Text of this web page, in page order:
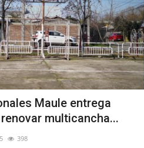
Maule entrega
multicancha...
398